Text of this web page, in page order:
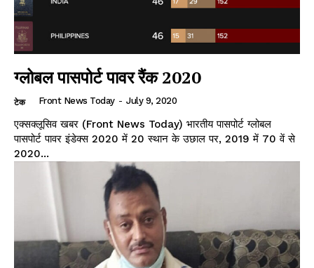
ग्लोबल पासपोर्ट पावर रैंक 2020
टेक Front News Today - July 9, 2020
एक्सक्लूसिव खबर (Front News Today) भारतीय पासपोर्ट ग्लोबल
पासपोर्ट पावर इंडेक्स 2020 में 20 स्थान के उछाल पर, 2019 में 70 वें से
2020...